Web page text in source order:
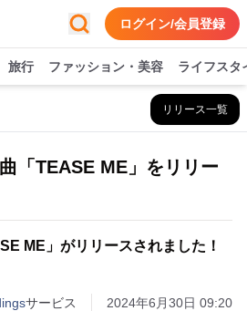
ログイン/会員登録
旅行 ファッション・美容 ライフスタ
リリース一覧
「TEASE ME」をリリー
ME」がリリースされました！
サービス 2024年6月30日 09:20